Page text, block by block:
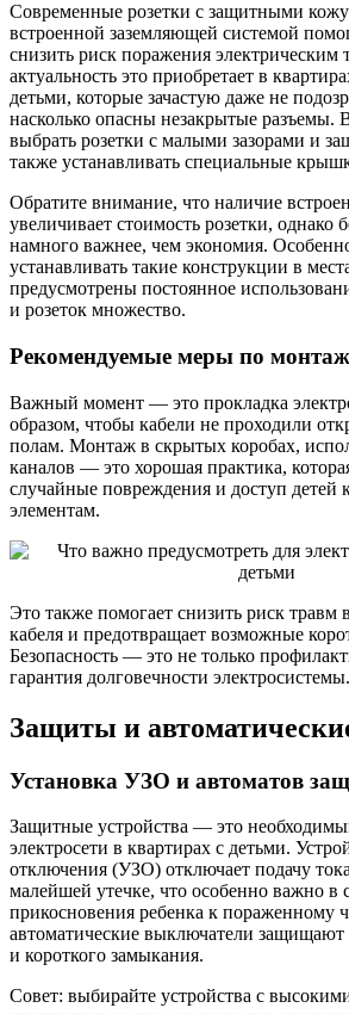
Современные розетки с защитными
встроенной заземляющей системой
снизить риск поражения
актуальность это приобретает в
детьми, которые зачастую даже не
насколько опасны незакрытые разъемы.
выбрать розетки с малыми зазорами и
также устанавливать специальные
Обратите внимание, что наличие
увеличивает стоимость розетки, однако
намного важнее, чем экономия.
устанавливать такие конструкции в
предусмотрены постоянное
и розеток множество.
Рекомендуемые меры по
Важный момент — это прокладка
образом, чтобы кабели не проходили
полам. Монтаж в скрытых коробах,
каналов — это хорошая практика,
случайные повреждения и доступ детей
элементам.
Это также помогает снизить риск травм
кабеля и предотвращает возможные
Безопасность — это не только
гарантия долговечности электросистемы.
Защиты и
Установка УЗО и автоматов
Защитные устройства — это
электросети в квартирах с детьми.
отключения (УЗО) отключает подачу
малейшей утечке, что особенно важно в
прикосновения ребенка к пораженному
автоматические выключатели защищают
и короткого замыкания.
Совет: выбирайте устройства с